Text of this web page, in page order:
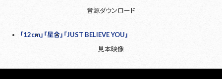
音源ダウンロード
「12cm」 「星合」 「JUST BELIEVE YOU」
見本映像